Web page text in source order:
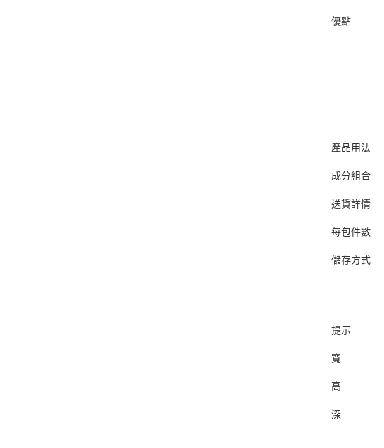
優點
產品用法
成分組合
送貨詳情
每包件數
儲存方式
提示
寬
高
深